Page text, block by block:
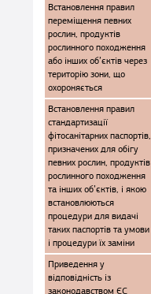
Встановлення правил
переміщення певних
рослин, продуктів
рослинного походження
або інших об’єктів через
територію зони, що
охороняється
Встановлення правил
стандартизації
фітосанітарних паспортів,
призначених для обігу
певних рослин, продуктів
рослинного походження
та інших об’єктів, і якою
встановлюються
процедури для видачі
таких паспортів та умови
і процедури їх заміни
Приведення у
відповідність із
законодавством ЄС